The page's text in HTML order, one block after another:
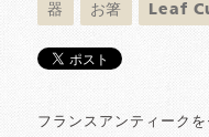
器 お箸 Leaf
フランスアンティーク